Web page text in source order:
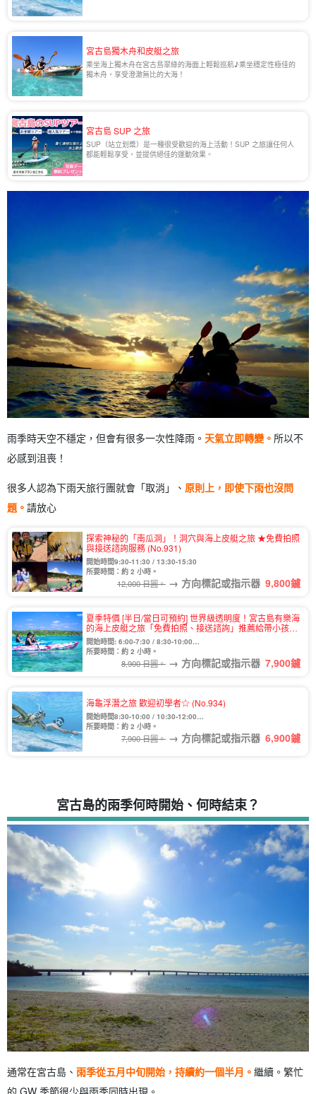
宮古島獨木舟和皮艇之旅
乘坐海上獨木舟在宮古島翠綠的海面上輕鬆巡航♪乘坐穩定性極佳的
獨木舟，享受澄澈無比的大海！
宮古島 SUP 之旅
SUP（站立划槳）是一種很受歡迎的海上活動！SUP 之旅讓任何人
都能輕鬆享受，並提供絕佳的運動效果。
雨季時天空不穩定，但會有很多一次性降雨。 天氣立即轉變。 所以不
必感到沮喪！
很多人認為下雨天旅行團就會「取消」、 原則上，即使下雨也沒問
題。 請放心
探索神秘的「南瓜洞」！洞穴與海上皮艇之旅 ★免費拍照
與接送諮詢服務 (No.931)
開始時間9:30-11:30 / 13:30-15:30
所要時間：約 2 小時。
12,000 日圓。 → 方向標記或指示器 9,800鑢
夏季特價 [半日/當日可預約] 世界級透明度！宮古島有樂海
的海上皮艇之旅「免費拍照、接送諮詢」推薦給帶小孩的
家庭或團體 (No.933)
開始時間: 6:00-7:30 / 8:30-10:00
10:30-12:00 / 13:30-15:00
15:30-17:00 / 17:30-19:00
所要時間：約 2 小時。
8,900 日圓。 → 方向標記或指示器 7,900鑢
海龜浮潛之旅 歡迎初學者☆ (No.934)
開始時間8:30-10:00 / 10:30-12:00
13:30-15:00 / 15:30-17:00
所要時間：約 2 小時。
7,900 日圓。 → 方向標記或指示器 6,900鑢
宮古島的雨季何時開始、何時結束？
通常在宮古島、 雨季從五月中旬開始，持續約一個半月。 繼續。繁忙
的 GW 季節很少與雨季同時出現。